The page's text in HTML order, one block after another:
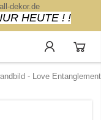
dekor.de
HEUTE ! !
- Love Entanglement